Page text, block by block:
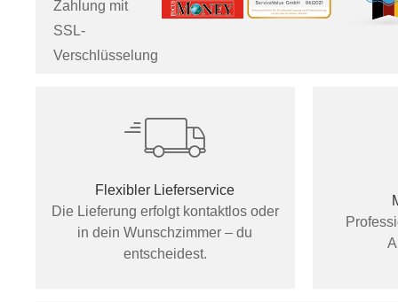
Zahlung mit
SSL-
Verschlüsselung
Flexibler Lieferservice
Die Lieferung erfolgt kontaktlos oder
in dein Wunschzimmer – du
entscheidest.